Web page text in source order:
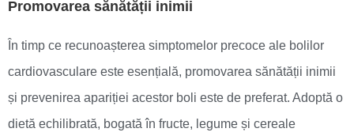
Promovarea sănătății inimii
În timp ce recunoașterea simptomelor precoce ale bolilor
cardiovasculare este esențială, promovarea sănătății inimii
și prevenirea apariției acestor boli este de preferat. Adoptă o
dietă echilibrată, bogată în fructe, legume și cereale